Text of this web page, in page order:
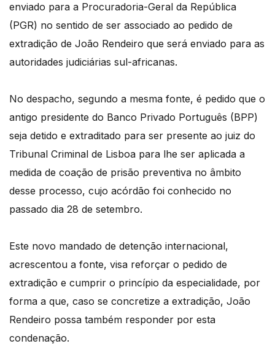
enviado para a Procuradoria-Geral da República
(PGR) no sentido de ser associado ao pedido de
extradição de João Rendeiro que será enviado para as
autoridades judiciárias sul-africanas.
No despacho, segundo a mesma fonte, é pedido que o
antigo presidente do Banco Privado Português (BPP)
seja detido e extraditado para ser presente ao juiz do
Tribunal Criminal de Lisboa para lhe ser aplicada a
medida de coação de prisão preventiva no âmbito
desse processo, cujo acórdão foi conhecido no
passado dia 28 de setembro.
Este novo mandado de detenção internacional,
acrescentou a fonte, visa reforçar o pedido de
extradição e cumprir o princípio da especialidade, por
forma a que, caso se concretize a extradição, João
Rendeiro possa também responder por esta
condenação.